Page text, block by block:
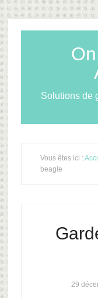
Solutions de
Vous êtes ici :
beagle
29